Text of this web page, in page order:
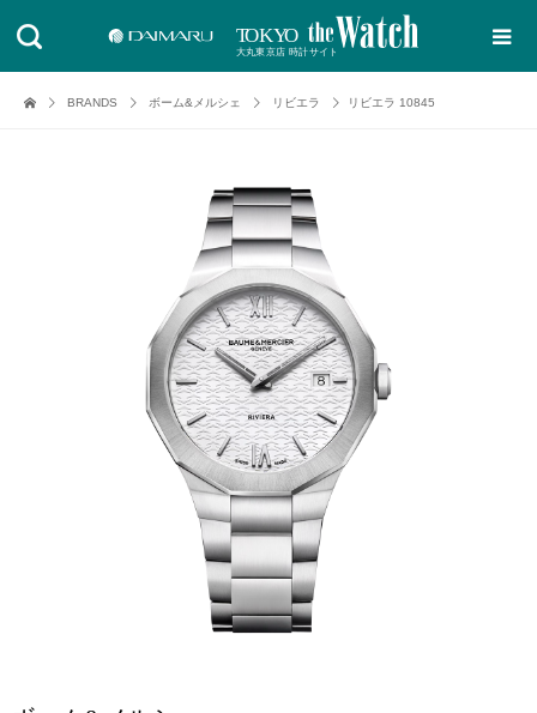
BRANDS ボーム&メルシェ リビエラ リビエラ 10845